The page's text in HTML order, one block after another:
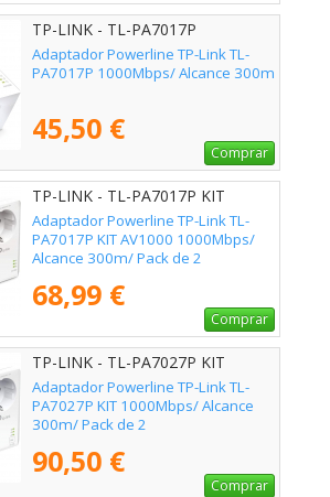
TP-LINK - TL-PA7017P
Adaptador Powerline TP-Link TL-
PA7017P 1000Mbps/ Alcance 300m
45,50 €
Comprar
TP-LINK - TL-PA7017P KIT
Adaptador Powerline TP-Link TL-
PA7017P KIT AV1000 1000Mbps/
Alcance 300m/ Pack de 2
68,99 €
Comprar
TP-LINK - TL-PA7027P KIT
Adaptador Powerline TP-Link TL-
PA7027P KIT 1000Mbps/ Alcance
300m/ Pack de 2
90,50 €
Comprar